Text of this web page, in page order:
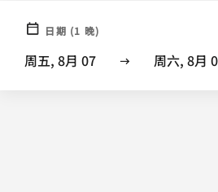
日期 (1 晚)
周五, 8月 07 周六, 8月